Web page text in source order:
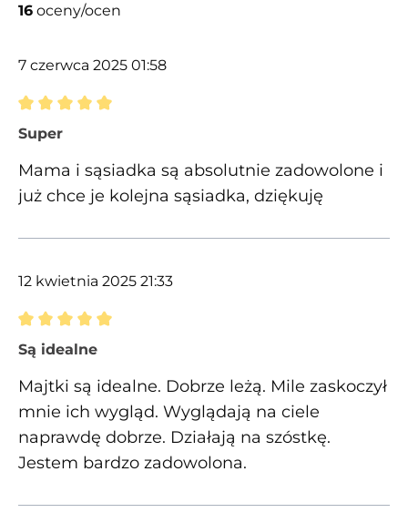
16 oceny/ocen
7 czerwca 2025 01:58
Recenzja z oceną 5 spośród 5 gwiazdek
Super
Mama i sąsiadka są absolutnie zadowolone i
już chce je kolejna sąsiadka, dziękuję
12 kwietnia 2025 21:33
Recenzja z oceną 5 spośród 5 gwiazdek
Są idealne
Majtki są idealne. Dobrze leżą. Mile zaskoczył
mnie ich wygląd. Wyglądają na ciele
naprawdę dobrze. Działają na szóstkę.
Jestem bardzo zadowolona.